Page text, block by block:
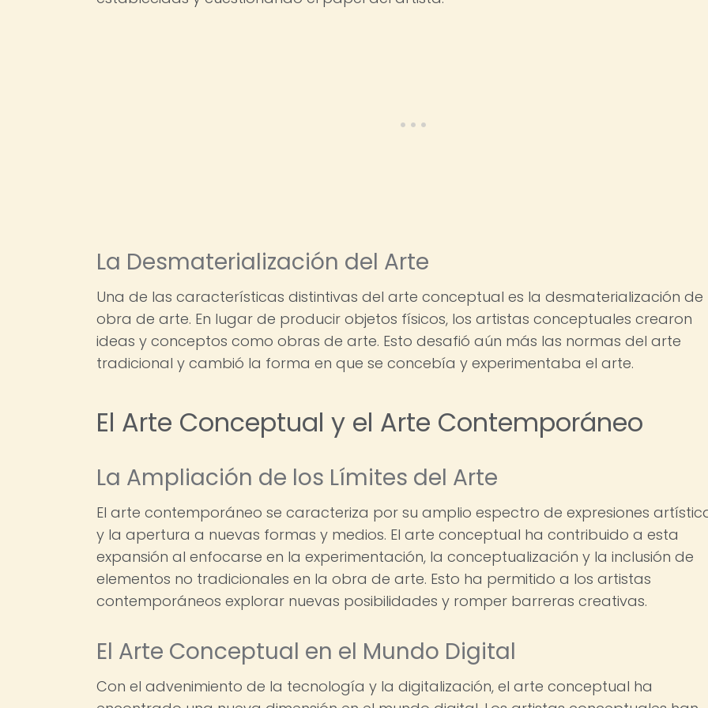
La Desmaterialización del Arte
Una de las características distintivas del arte conceptual es la desmaterialización de
obra de arte. En lugar de producir objetos físicos, los artistas conceptuales crearon
ideas y conceptos como obras de arte. Esto desafió aún más las normas del arte
tradicional y cambió la forma en que se concebía y experimentaba el arte.
El Arte Conceptual y el Arte Contemporáneo
La Ampliación de los Límites del Arte
El arte contemporáneo se caracteriza por su amplio espectro de expresiones
y la apertura a nuevas formas y medios. El arte conceptual ha contribuido a esta
expansión al enfocarse en la experimentación, la conceptualización y la inclusión de
elementos no tradicionales en la obra de arte. Esto ha permitido a los artistas
contemporáneos explorar nuevas posibilidades y romper barreras creativas.
El Arte Conceptual en el Mundo Digital
Con el advenimiento de la tecnología y la digitalización, el arte conceptual ha